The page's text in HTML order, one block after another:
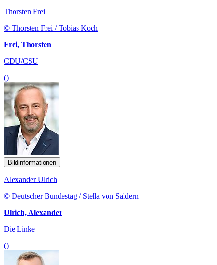
Thorsten Frei
© Thorsten Frei / Tobias Koch
Frei, Thorsten
CDU/CSU
()
Bildinformationen
Alexander Ulrich
© Deutscher Bundestag / Stella von Saldern
Ulrich, Alexander
Die Linke
()